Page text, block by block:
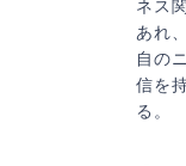
ネス
あれ
自の
信を
る。